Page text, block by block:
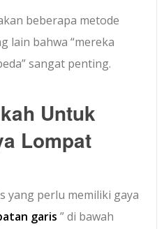
beberapa metode
lain bahwa “mereka
sangat penting.
Untuk
Lompat
yang perlu memiliki gaya
garis ” di bawah